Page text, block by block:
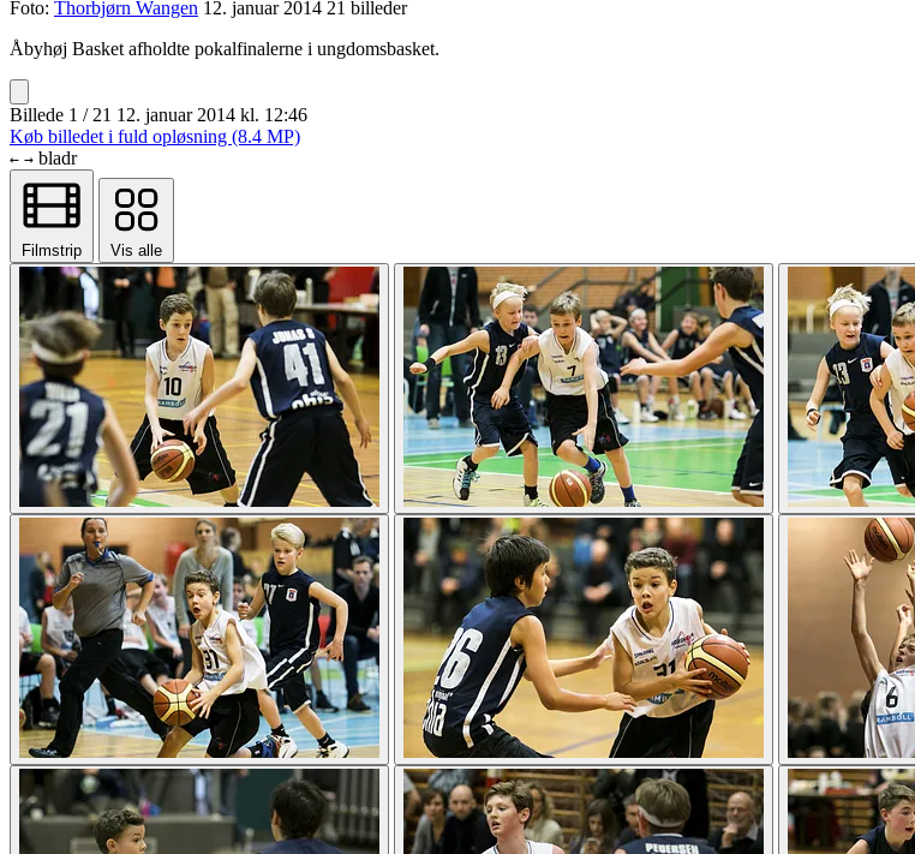
Foto: Thorbjørn Wangen 12. januar 2014 21 billeder
Åbyhøj Basket afholdte pokalfinalerne i ungdomsbasket.
Billede 1 / 21 12. januar 2014 kl. 12:46
Køb billedet i fuld opløsning (8.4 MP)
← → bladr
Filmstrip Vis alle